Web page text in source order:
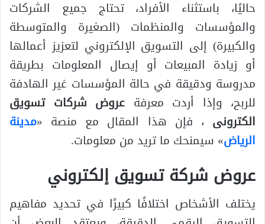
حاليًا، باستثناء الأفراد، تحتاج جميع الشركات
والمؤسسات والمنظمات (الصغيرة والمتوسطة
والكبيرة) إلى التسويق الإلكتروني لتعزيز أعمالها
أو زيادة المبيعات أو إيصال المعلومات بطريقة
مدروسة ودقيقة في حالة المؤسسات غير الهادفة
للربح، وإذا أردت معرفة عروض شركات تسويق
الكترونى ، فإن هذا المقال مع منصة «مدينة
الرياض» سيمنحك ما تريد من معلومات.
عروض شركة تسويق إلكتروني
يختلف الأشخاص اختلافًا كبيرًا في تحديد مفاهيم